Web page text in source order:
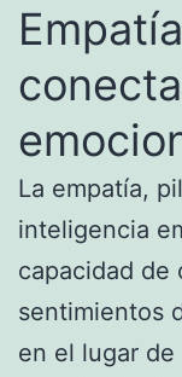
La empatía,
inteligencia
capacidad de
sentimientos
en el lugar